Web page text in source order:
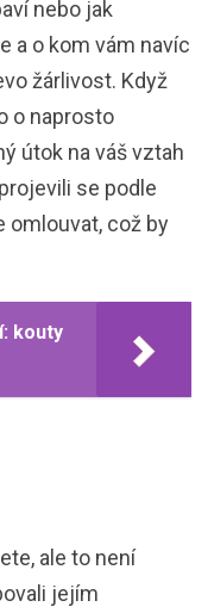
nebo jak
a o kom vám navíc
žárlivost. Když
o naprosto
útok na váš vztah
se podle
omlouvat, což by
kouty
ale to není
jejím